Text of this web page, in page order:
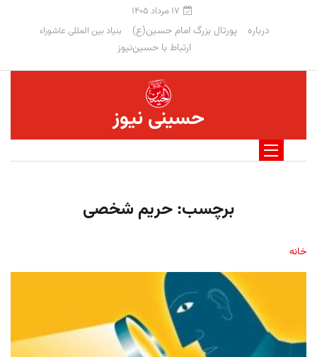
۱۷ مرداد ۱۴۰۵
درباره پورتال بزرگ امام حسین(ع) بنیاد بین المللی عاشوراء
ارتباط با حسین‌نیوز
حسینی نیوز
برچسب:حریم شخصی
خانه